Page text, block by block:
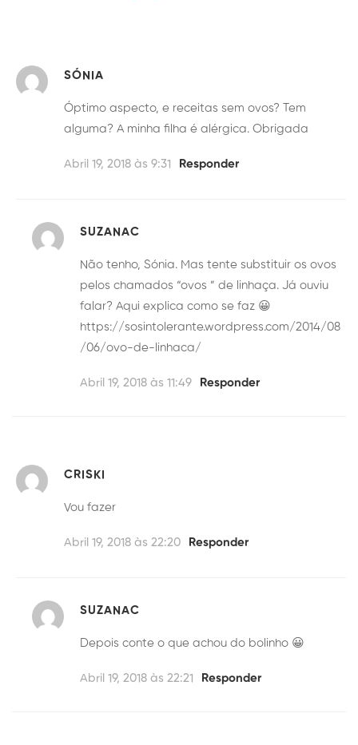
SÓNIA
Óptimo aspecto, e receitas sem ovos? Tem
alguma? A minha filha é alérgica. Obrigada
Abril 19, 2018 às 9:31 Responder
SUZANAC
Não tenho, Sónia. Mas tente substituir os ovos
pelos chamados “ovos ” de linhaça. Já ouviu
falar? Aqui explica como se faz 😀
https://sosintolerante.wordpress.com/2014/08
/06/ovo-de-linhaca/
Abril 19, 2018 às 11:49 Responder
CRISKI
Vou fazer
Abril 19, 2018 às 22:20 Responder
SUZANAC
Depois conte o que achou do bolinho 😀
Abril 19, 2018 às 22:21 Responder